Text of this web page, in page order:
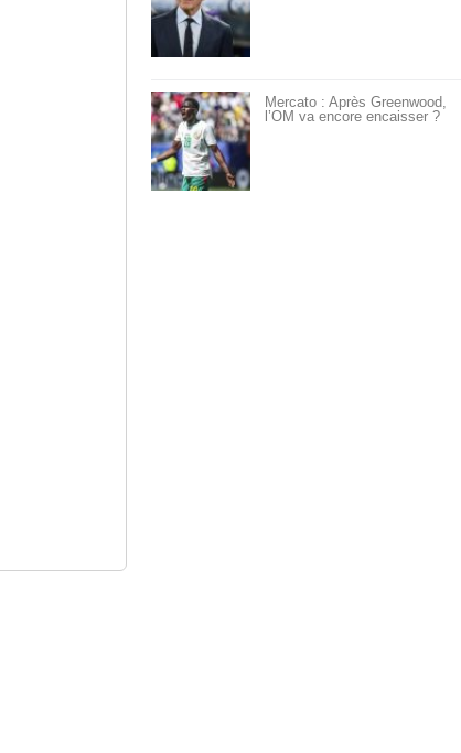
Mercato : Après Greenwood,
l’OM va encore encaisser ?